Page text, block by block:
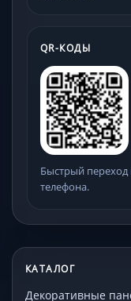
QR-КОДЫ
Быстрый
телефона.
КАТАЛОГ
Декоративные